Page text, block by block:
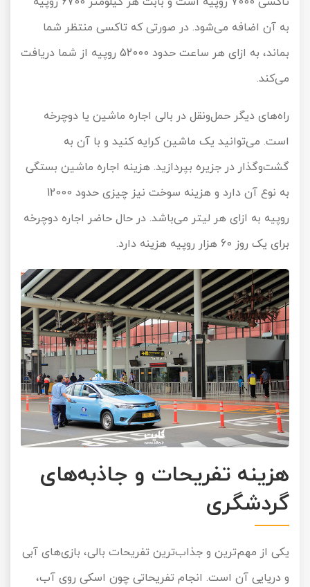
به آن اضافه می‌شود. در صورتی که تاکسی منتظر شما
بماند، به ازای هر ساعت حدود 52000 روپیه از شما دریافت
می‌کند.
راه‌های دیگر حمل‌ونقل در بالی اجاره ماشین یا دوچرخه
است. می‌توانید یک ماشین کرایه کنید و با آن به
گشت‌وگذار در جزیره بپردازید. هزینه اجاره ماشین بستگی
به نوع آن دارد و هزینه سوخت نیز چیزی حدود 12000
روپیه به ازای هر لیتر می‌باشد. در حال حاضر اجاره دوچرخه
برای یک روز 60 هزار روپیه هزینه دارد.
هزینه تفریحات و جاذبه‌های
گردشگری
یکی از مهم‌ترین و جذاب‌ترین تفریحات بالی، بازی‌های آبی
و دریایی آن است. انجام تفریحاتی چون اسکی روی آب،